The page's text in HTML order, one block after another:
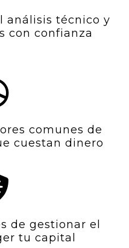
análisis técnico y
con confianza
comunes de
cuestan dinero
de gestionar el
tu capital